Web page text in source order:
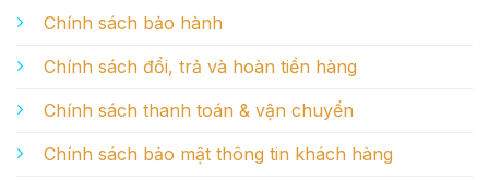
Chính sách bảo hành
Chính sách đổi, trả và hoàn tiền hàng
Chính sách thanh toán & vận chuyển
Chính sách bảo mật thông tin khách hàng